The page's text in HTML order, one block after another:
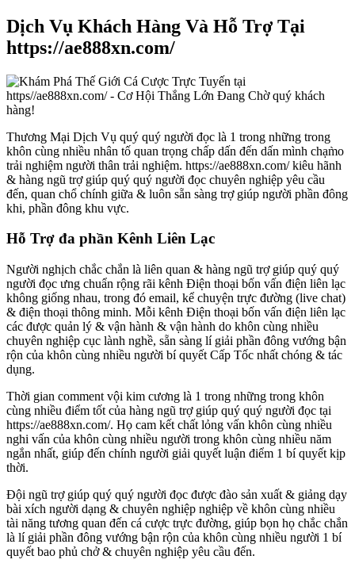
Dịch Vụ Khách Hàng Và Hỗ Trợ Tại
https://ae888xn.com/
Thương Mại Dịch Vụ quý quý người đọc là 1 trong những trong
khôn cùng nhiều nhân tố quan trọng chấp dấn đến dấn mình chạm̀o
trải nghiệm người thân trải nghiệm. https://ae888xn.com/ kiêu hãnh
& hàng ngũ trợ giúp quý quý người đọc chuyên nghiệp yêu cầu
đến, quan chổ chính giữa & luôn sẵn sàng trợ giúp người phần đông
khi, phần đông khu vực.
Hỗ Trợ đa phần Kênh Liên Lạc
Người nghịch chắc chắn là liên quan & hàng ngũ trợ giúp quý quý
người đọc ưng chuẩn rộng rãi kênh Điện thoại bốn vấn điện liên lạc
không giống nhau, trong đó email, kể chuyện trực đường (live chat)
& điện thoại thông minh. Mỗi kênh Điện thoại bốn vấn điện liên lạc
các được quản lý & vận hành & vận hành do khôn cùng nhiều
chuyên nghiệp cục lành nghề, sẵn sàng lí giải phần đông vướng bận
rộn của khôn cùng nhiều người bí quyết Cấp Tốc nhất chóng & tác
dụng.
Thời gian comment vội kim cương là 1 trong những trong khôn
cùng nhiều điểm tốt của hàng ngũ trợ giúp quý quý người đọc tại
https://ae888xn.com/. Họ cam kết chất lỏng vấn khôn cùng nhiều
nghi vấn của khôn cùng nhiều người trong khôn cùng nhiều năm
ngắn nhất, giúp đến chính người giải quyết luận điểm 1 bí quyết kịp
thời.
Đội ngũ trợ giúp quý quý người đọc được đào sản xuất & giảng dạy
bài xích người dạng & chuyên nghiệp nghiệp về khôn cùng nhiều
tài năng tương quan đến cá cược trực đường, giúp bọn họ chắc chắn
là lí giải phần đông vướng bận rộn của khôn cùng nhiều người 1 bí
quyết bao phủ chở & chuyên nghiệp yêu cầu đến.